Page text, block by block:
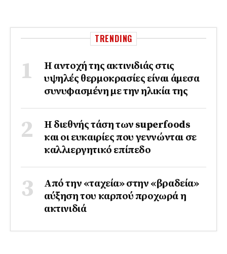
TRENDING
Η αντοχή της ακτινιδιάς στις
υψηλές θερμοκρασίες είναι άμεσα
συνυφασμένη με την ηλικία της
Η διεθνής τάση των superfoods
και οι ευκαιρίες που γεννώνται σε
καλλιεργητικό επίπεδο
Από την «ταχεία» στην «βραδεία»
αύξηση του καρπού προχωρά η
ακτινιδιά